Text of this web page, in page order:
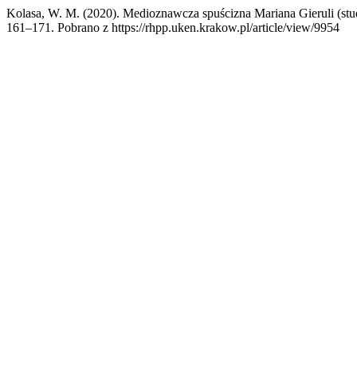
Kolasa, W. M. (2020). Medioznawcza spuścizna Mariana Gieruli
161–171. Pobrano z https://rhpp.uken.krakow.pl/article/view/9954